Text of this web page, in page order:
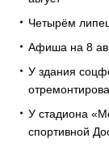
Четырём
Афиша на 8
У здания
У стадиона
спортивной